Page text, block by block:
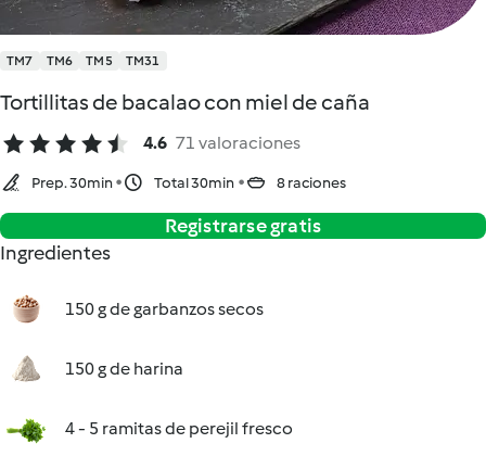
TM7 TM6 TM5 TM31
Tortillitas de bacalao con miel de caña
4.6 71 valoraciones
Prep. 30min Total 30min 8 raciones
Registrarse gratis
Ingredientes
150 g de garbanzos secos
150 g de harina
4 - 5 ramitas de perejil fresco